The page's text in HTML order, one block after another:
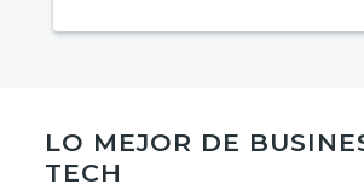
LO MEJOR DE
TECH